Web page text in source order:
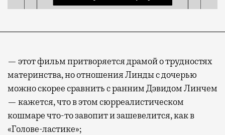
— этот фильм притворяется драмой о трудностях
материнства, но отношения Линды с дочерью
можно скорее сравнить с ранним Дэвидом Линчем
— кажется, что в этом сюрреалистическом
кошмаре что-то завопит и зашевелится, как в
«Голове-ластике»;